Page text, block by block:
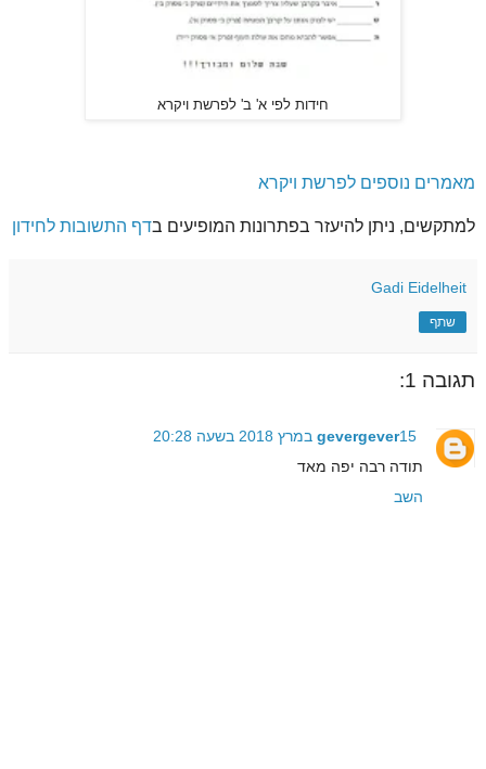
חידות לפי א' ב' לפרשת ויקרא
מאמרים נוספים לפרשת ויקרא
למתקשים, ניתן להיעזר בפתרונות המופיעים בדף התשובות לחידון
Gadi Eidelheit
שתף
תגובה 1:
gevergever15 במרץ 2018 בשעה 20:28
תודה רבה יפה מאד
השב